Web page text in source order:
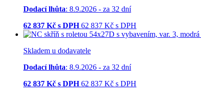
Dodací lhůta: 8.9.2026 - za 32 dní
62 837 Kč s DPH 62 837 Kč s DPH
Skladem u dodavatele
Dodací lhůta: 8.9.2026 - za 32 dní
62 837 Kč s DPH 62 837 Kč s DPH